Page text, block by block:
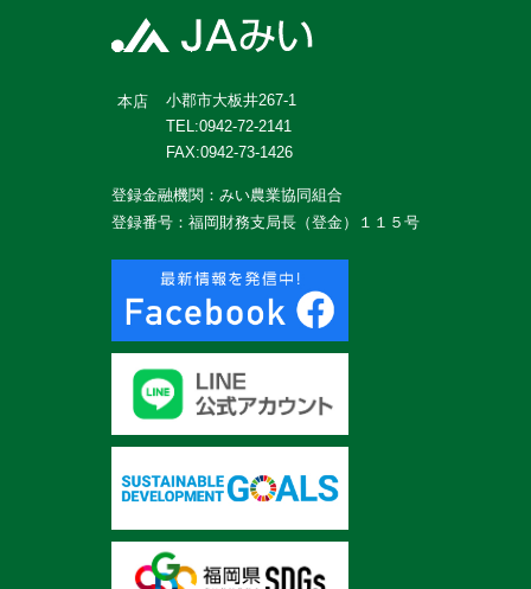
本店
小郡市大板井267-1
TEL:0942-72-2141
FAX:0942-73-1426
登録金融機関：みい農業協同組合
登録番号：福岡財務支局長（登金）１１５号